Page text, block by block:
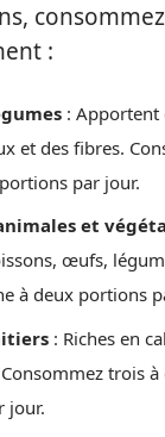
consommez
:
: Apportent
et des fibres.
par jour.
et
œufs,
à deux portions
: Riches en
trois à
jour.